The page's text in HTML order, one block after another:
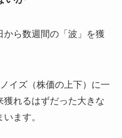
から数週間の「波」を獲
イズ（株価の上下）に一
れるはずだった大きな
ます。